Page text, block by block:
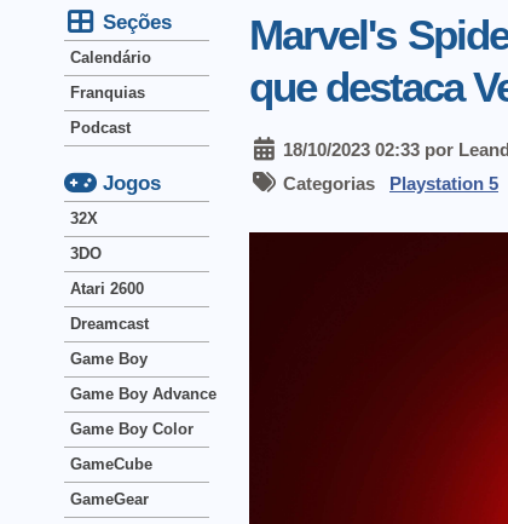
Marvel's
que destaca
18/10/2023 02:33 por
Categorias Playstation 5
Seções
Calendário
Franquias
Podcast
Jogos
32X
3DO
Atari 2600
Dreamcast
Game Boy
Game Boy Advance
Game Boy Color
GameCube
GameGear